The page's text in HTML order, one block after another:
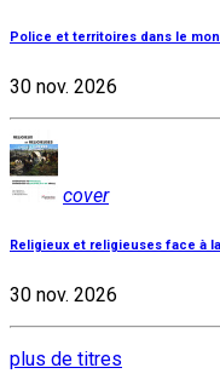
Police et territoires dans le
30 nov. 2026
cover
Religieux et religieuses face à
30 nov. 2026
plus de titres